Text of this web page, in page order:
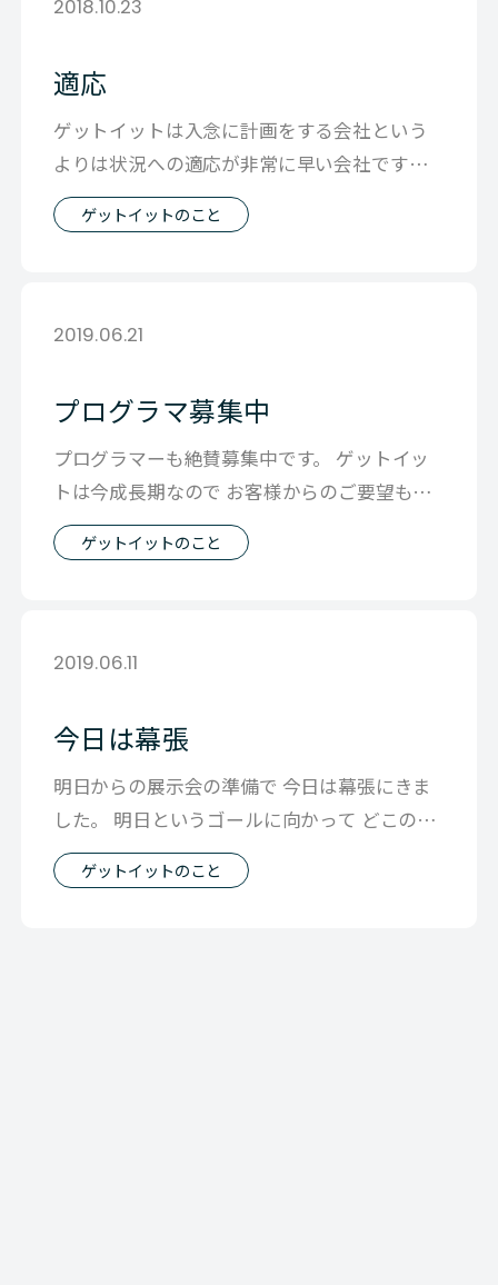
2018.10.23
適応
ゲットイットは入念に計画をする会社という
よりは状況への適応が非常に早い会社です。
日々変わって行くお客さまの要望に前向き
ゲットイットのこと
2019.06.21
プログラマ募集中
プログラマーも絶賛募集中です。 ゲットイッ
トは今成長期なので お客様からのご要望も多
いし メンバーも絶賛増員中で それを
ゲットイットのこと
2019.06.11
今日は幕張
明日からの展示会の準備で 今日は幕張にきま
した。 明日というゴールに向かって どこのブ
ースもめまぐるしく 設営作業を行な
ゲットイットのこと